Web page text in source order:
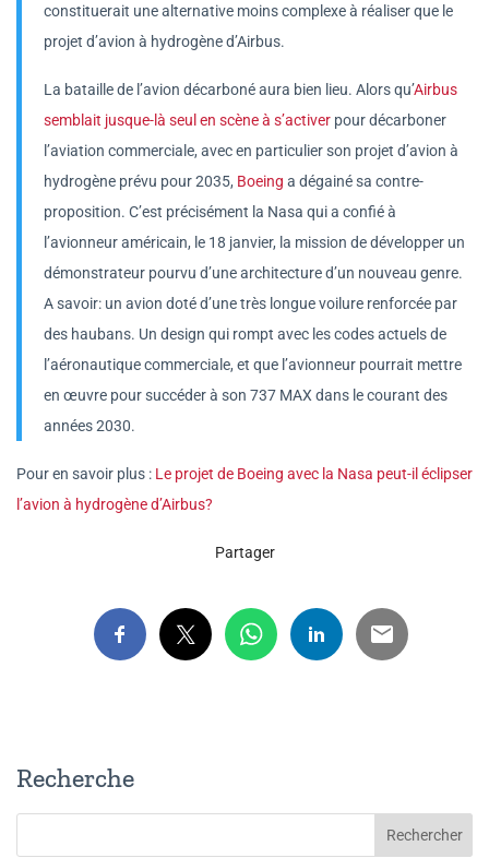
constituerait une alternative moins complexe à réaliser que le
projet d’avion à hydrogène d’Airbus.
La bataille de l’avion décarboné aura bien lieu. Alors qu’Airbus
semblait jusque-là seul en scène à s’activer pour décarboner
l’aviation commerciale, avec en particulier son projet d’avion à
hydrogène prévu pour 2035, Boeing a dégainé sa contre-
proposition. C’est précisément la Nasa qui a confié à
l’avionneur américain, le 18 janvier, la mission de développer un
démonstrateur pourvu d’une architecture d’un nouveau genre.
A savoir: un avion doté d’une très longue voilure renforcée par
des haubans. Un design qui rompt avec les codes actuels de
l’aéronautique commerciale, et que l’avionneur pourrait mettre
en œuvre pour succéder à son 737 MAX dans le courant des
années 2030.
Pour en savoir plus : Le projet de Boeing avec la Nasa peut-il éclipser
l’avion à hydrogène d’Airbus?
Partager
Recherche